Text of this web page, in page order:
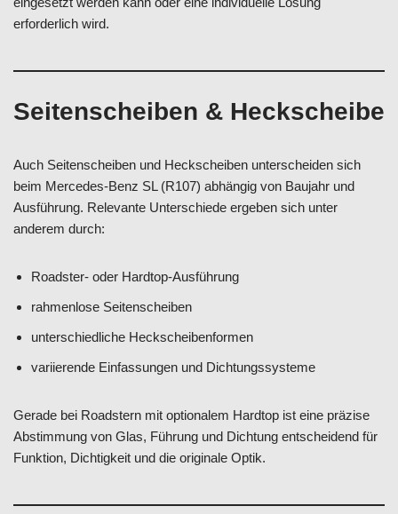
erforderlich wird.
Seitenscheiben & Heckscheibe
Auch Seitenscheiben und Heckscheiben unterscheiden sich
beim Mercedes-Benz SL (R107) abhängig von Baujahr und
Ausführung. Relevante Unterschiede ergeben sich unter
anderem durch:
Roadster- oder Hardtop-Ausführung
rahmenlose Seitenscheiben
unterschiedliche Heckscheibenformen
variierende Einfassungen und Dichtungssysteme
Gerade bei Roadstern mit optionalem Hardtop ist eine präzise
Abstimmung von Glas, Führung und Dichtung entscheidend für
Funktion, Dichtigkeit und die originale Optik.